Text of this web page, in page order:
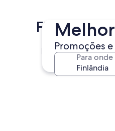
Promoções
Para
Finlândia:
Rovaniemi